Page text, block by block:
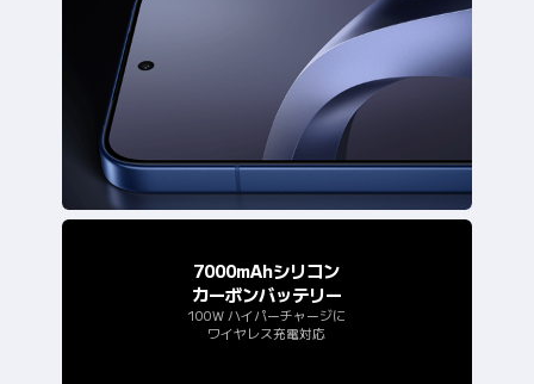
7000mAhシリコン
カーボンバッテリー
100W ハイパーチャージに
ワイヤレス充電対応